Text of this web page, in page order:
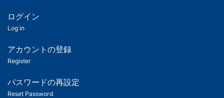
ツ
匿
名
ユ
ー
ログイン
Log in
アカウントの登録
Register
パスワードの再設定
Reset Password